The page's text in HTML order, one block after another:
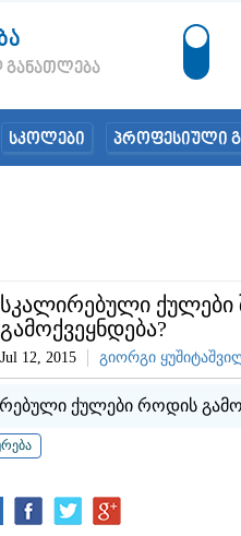
სკოლები პროფესიული
სკალირებული ქულები
გამოქვეყნდება?
Jul 12, 2015 გიორგი
ქულები როდის